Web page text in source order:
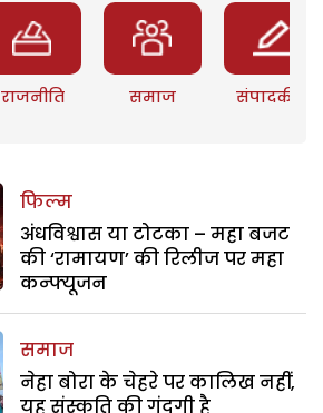
राजनीति समाज संपादकीय
फिल्म
अंधविश्वास या टोटका – महा बजट
की ‘रामायण’ की रिलीज पर महा
कन्फ्यूजन
समाज
नेहा बोरा के चेहरे पर कालिख नहीं,
यह संस्कृति की गंदगी है